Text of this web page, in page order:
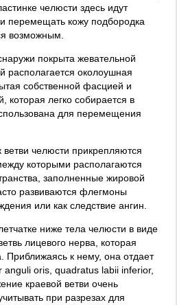
челюсти здесь идут
перемещать кожу подбородка
возможным.
покрыта жевательной
располагается околоушная
собственной фасцией и
которая легко собирается в
для перемещения
челюсти прикрепляются
которыми располагаются
заполненные жировой
развиваются флегмоны
или как следствие ангин.
ниже тела челюсти в виде
лицевого нерва, которая
Приближаясь к нему, она отдает
anguli oris, quadratus labii inferior,
краевой ветви очень
при разрезах для